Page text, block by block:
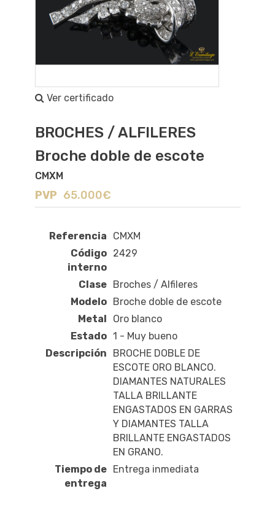
Ver certificado
BROCHES / ALFILERES
Broche doble de escote
CMXM
PVP 65.000€
Referencia
CMXM
Código
interno
2429
Clase Broches / Alfileres
Modelo Broche doble de escote
Metal
Oro blanco
Estado 1 - Muy bueno
Descripción
BROCHE DOBLE DE
ESCOTE ORO BLANCO.
DIAMANTES NATURALES
TALLA BRILLANTE
ENGASTADOS EN GARRAS
Y DIAMANTES TALLA
BRILLANTE ENGASTADOS
EN GRANO.
Tiempo de
entrega
Entrega inmediata